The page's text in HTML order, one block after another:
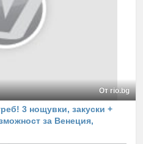
От rio.bg
3 нощувки, закуски +
за Венеция,